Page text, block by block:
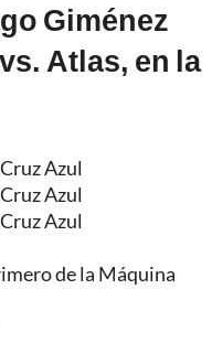
Giménez
Atlas, en la
Azul
Azul
Azul
de la Máquina